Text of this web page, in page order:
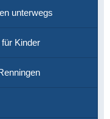
unterwegs
Kinder